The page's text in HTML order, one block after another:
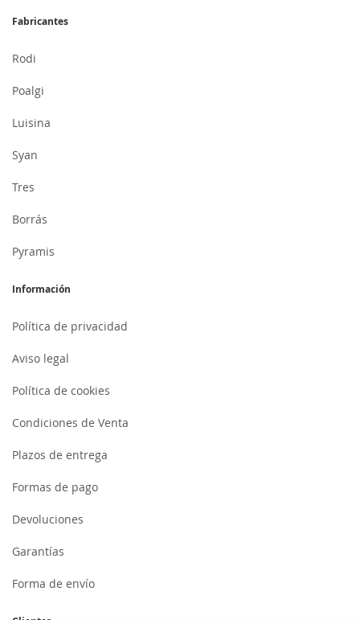
Fabricantes
Rodi
Poalgi
Luisina
Syan
Tres
Borrás
Pyramis
Información
Política de privacidad
Aviso legal
Política de cookies
Condiciones de Venta
Plazos de entrega
Formas de pago
Devoluciones
Garantías
Forma de envío